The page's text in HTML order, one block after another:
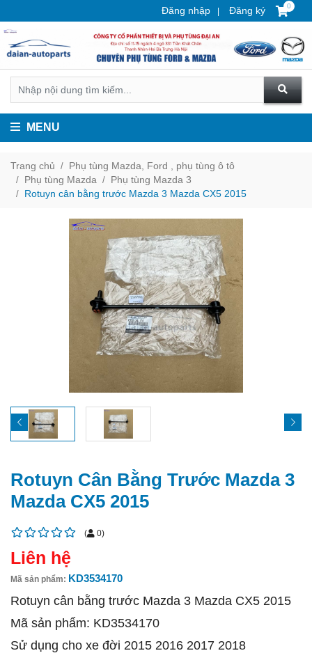
Đăng nhập Đăng ký 0
MENU
Trang chủ
Phụ tùng Mazda, Ford , phụ tùng ô tô
Phụ tùng Mazda
Phụ tùng Mazda 3
Rotuyn cân bằng trước Mazda 3 Mazda CX5 2015
Rotuyn Cân Bằng Trước Mazda 3
Mazda CX5 2015
( 0)
Liên hệ
Mã sản phẩm: KD3534170
Rotuyn cân bằng trước Mazda 3 Mazda CX5 2015
Mã sản phẩm: KD3534170
Sử dụng cho xe đời 2015 2016 2017 2018